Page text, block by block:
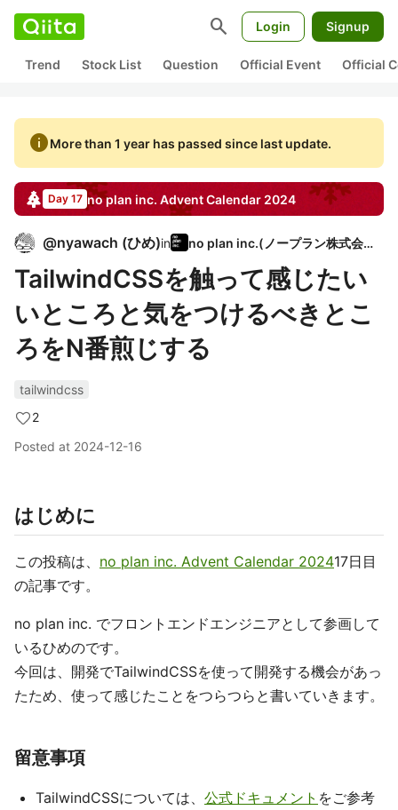
search Login Signup
Trend Stock List Question Official Event Official
infoMore than 1 year has passed since last update.
Day 17 no plan inc. Advent Calendar 2024
@nyawach (ひめ)in no plan inc.(ノープラン株式会社)
TailwindCSSを触って感じたい
いところと気をつけるべきとこ
ろをN番煎じする
tailwindcss
2
Posted at 2024-12-16
はじめに
この投稿は、 no plan inc. Advent Calendar 202417日目
の記事です。
no plan inc. でフロントエンドエンジニアとして参画して
いるひめのです。
今回は、開発でTailwindCSSを使って開発する機会があっ
たため、使って感じたことをつらつらと書いていきます。
留意事項
TailwindCSSについては、 公式ドキュメント をご参考